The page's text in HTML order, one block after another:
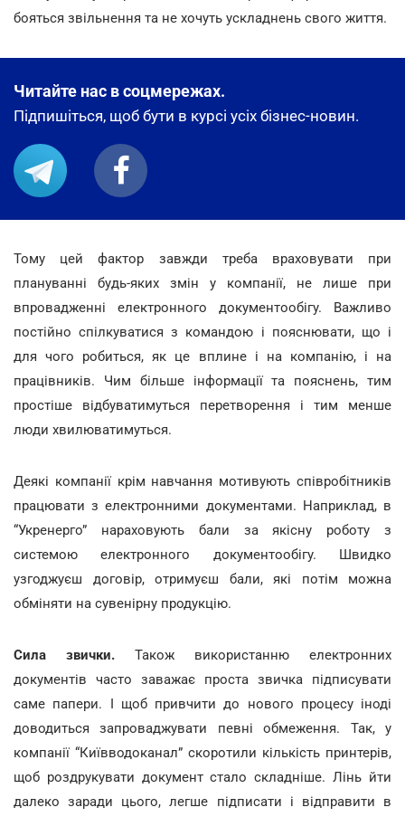
бояться звільнення та не хочуть ускладнень свого життя.
Читайте нас в соцмережах.
Підпишіться, щоб бути в курсі усіх бізнес-новин.
Тому цей фактор завжди треба враховувати при
плануванні будь-яких змін у компанії, не лише при
впровадженні електронного документообігу. Важливо
постійно спілкуватися з командою і пояснювати, що і
для чого робиться, як це вплине і на компанію, і на
працівників. Чим більше інформації та пояснень, тим
простіше відбуватимуться перетворення і тим менше
люди хвилюватимуться.
Деякі компанії крім навчання мотивують співробітників
працювати з електронними документами. Наприклад, в
“Укренерго” нараховують бали за якісну роботу з
системою електронного документообігу. Швидко
узгоджуєш договір, отримуєш бали, які потім можна
обміняти на сувенірну продукцію.
Сила звички. Також використанню електронних
документів часто заважає проста звичка підписувати
саме папери. І щоб привчити до нового процесу іноді
доводиться запроваджувати певні обмеження. Так, у
компанії “Київводоканал” скоротили кількість принтерів,
щоб роздрукувати документ стало складніше. Лінь йти
далеко заради цього, легше підписати і відправити в